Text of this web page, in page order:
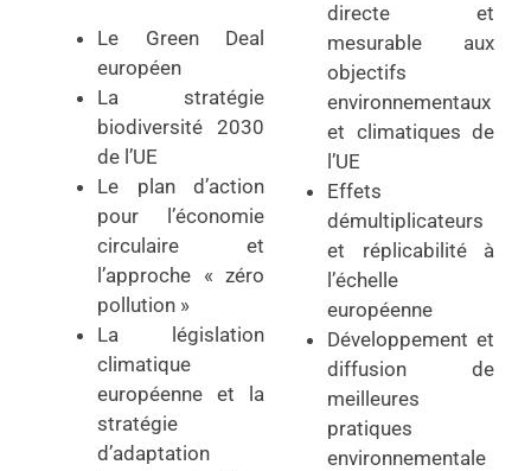
Le Green Deal
européen
La stratégie
biodiversité 2030
de l’UE
Le plan d’action
pour l’économie
circulaire et
l’approche « zéro
pollution »
La législation
climatique
européenne et la
stratégie
d’adaptation
directe et
mesurable aux
objectifs
environnementaux
et climatiques de
l’UE
Effets
démultiplicateurs
et réplicabilité à
l’échelle
européenne
Développement et
diffusion de
meilleures
pratiques
environnementale